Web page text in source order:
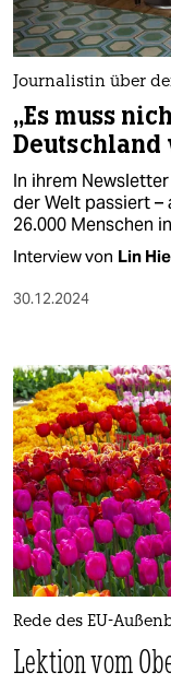
Journalistin über
„Es muss
In ihrem
der Welt passiert –
26.000 Menschen
Interview von Lin
30.12.2024
Rede des EU-
Lektion vom